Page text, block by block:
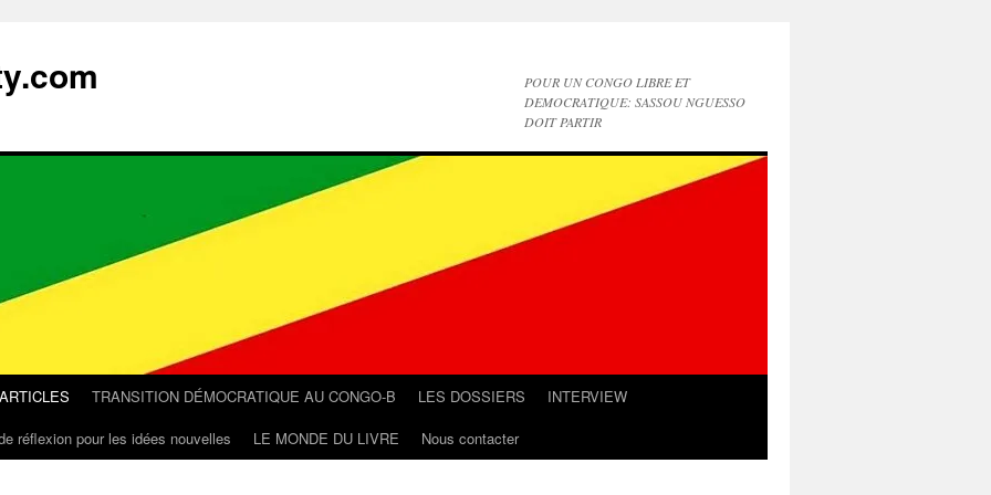
POUR UN CONGO LIBRE ET
DEMOCRATIQUE: SASSOU NGUESSO
DOIT PARTIR
TRANSITION DÉMOCRATIQUE AU CONGO-B LES DOSSIERS
INTERVIEW
réflexion pour les idées nouvelles LE MONDE DU LIVRE Nous contacter